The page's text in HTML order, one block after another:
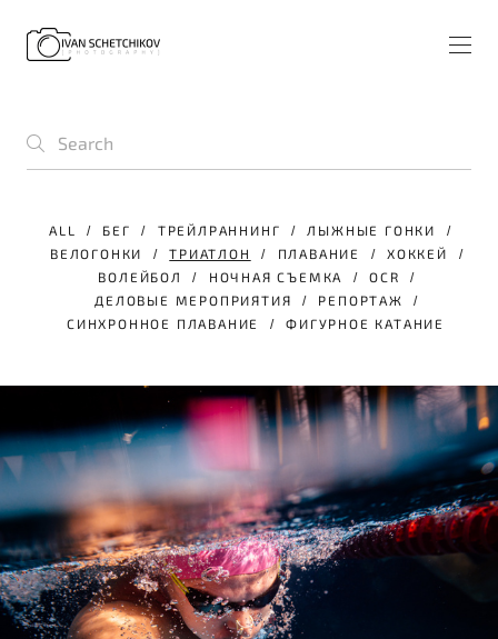
ALL БЕГ ТРЕЙЛРАННИНГ
ЛЫЖНЫЕ ГОНКИ
ВЕЛОГОНКИ
ТРИАТЛОН ПЛАВАНИЕ
ХОККЕЙ
ВОЛЕЙБОЛ
НОЧНАЯ СЪЕМКА
OCR
ДЕЛОВЫЕ МЕРОПРИЯТИЯ
РЕПОРТАЖ
СИНХРОННОЕ ПЛАВАНИЕ
ФИГУРНОЕ КАТАНИЕ